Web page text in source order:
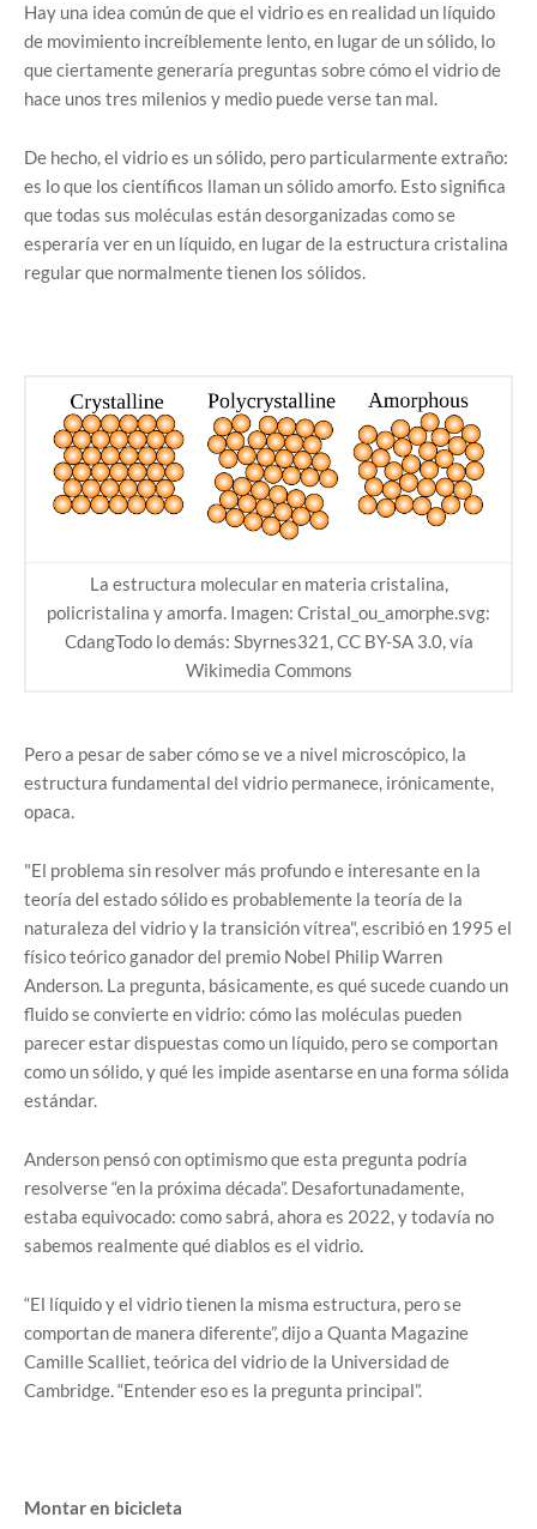
Hay una idea común de que el vidrio es en realidad un líquido
de movimiento increíblemente lento, en lugar de un sólido, lo
que ciertamente generaría preguntas sobre cómo el vidrio de
hace unos tres milenios y medio puede verse tan mal.
De hecho, el vidrio es un sólido, pero particularmente extraño:
es lo que los científicos llaman un sólido amorfo. Esto significa
que todas sus moléculas están desorganizadas como se
esperaría ver en un líquido, en lugar de la estructura cristalina
regular que normalmente tienen los sólidos.
La estructura molecular en materia cristalina,
policristalina y amorfa. Imagen: Cristal_ou_amorphe.svg:
CdangTodo lo demás: Sbyrnes321, CC BY-SA 3.0, vía
Wikimedia Commons
Pero a pesar de saber cómo se ve a nivel microscópico, la
estructura fundamental del vidrio permanece, irónicamente,
opaca.
"El problema sin resolver más profundo e interesante en la
teoría del estado sólido es probablemente la teoría de la
naturaleza del vidrio y la transición vítrea", escribió en 1995 el
físico teórico ganador del premio Nobel Philip Warren
Anderson. La pregunta, básicamente, es qué sucede cuando un
fluido se convierte en vidrio: cómo las moléculas pueden
parecer estar dispuestas como un líquido, pero se comportan
como un sólido, y qué les impide asentarse en una forma sólida
estándar.
Anderson pensó con optimismo que esta pregunta podría
resolverse “en la próxima década”. Desafortunadamente,
estaba equivocado: como sabrá, ahora es 2022, y todavía no
sabemos realmente qué diablos es el vidrio.
“El líquido y el vidrio tienen la misma estructura, pero se
comportan de manera diferente”, dijo a Quanta Magazine
Camille Scalliet, teórica del vidrio de la Universidad de
Cambridge. “Entender eso es la pregunta principal”.
Montar en bicicleta